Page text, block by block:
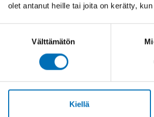
olet antanut heille tai joita on kerätty,
Välttämätön
Kiellä
development
of-society